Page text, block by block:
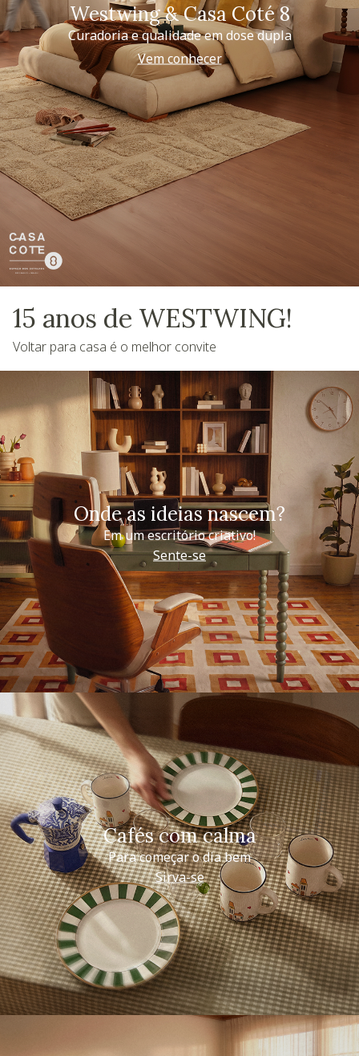
Westwing & Casa Coté 8
Curadoria e qualidade em dose dupla
Vem conhecer
15 anos de WESTWING!
Voltar para casa é o melhor convite
Onde as ideias nascem?
Em um escritório criativo!
Sente-se
Cafés com calma
Para começar o dia bem
Sirva-se